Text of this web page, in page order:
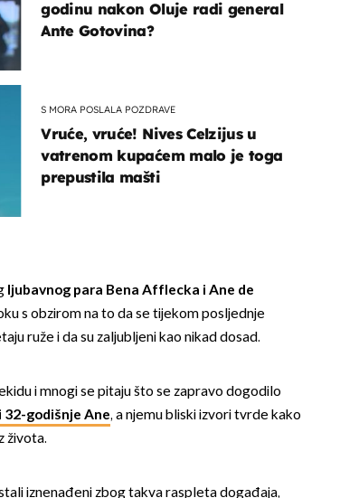
godinu nakon Oluje radi general
Ante Gotovina?
S MORA POSLALA POZDRAVE
Vruće, vruće! Nives Celzijus u
vatrenom kupaćem malo je toga
prepustila mašti
ljubavnog para Bena Afflecka i Ane de
s obzirom na to da se tijekom posljednje
ruže i da su zaljubljeni kao nikad dosad.
i mnogi se pitaju što se zapravo dogodilo
godišnje Ane, a njemu bliski izvori tvrde kako
života.
iznenađeni zbog takva raspleta događaja,